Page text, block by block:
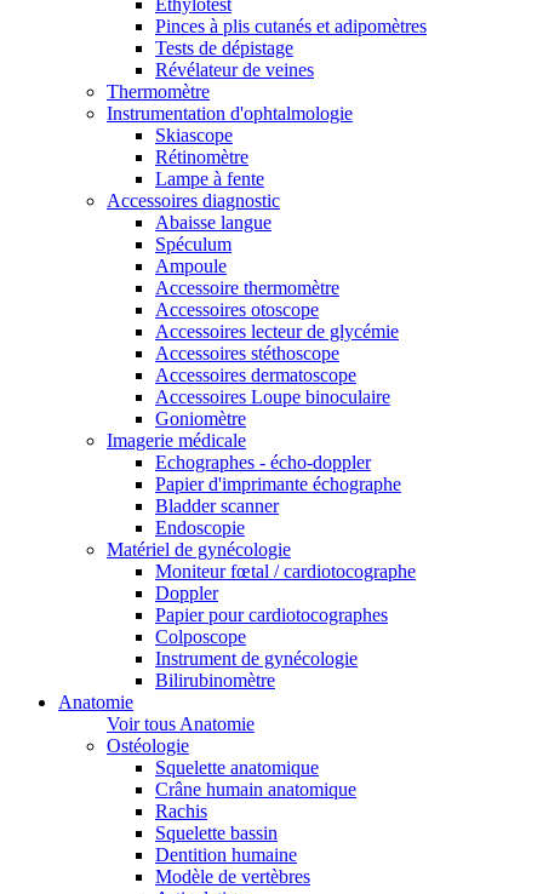
Ethylotest
Pinces à plis cutanés et adipomètres
Tests de dépistage
Révélateur de veines
Thermomètre
Instrumentation d'ophtalmologie
Skiascope
Rétinomètre
Lampe à fente
Accessoires diagnostic
Abaisse langue
Spéculum
Ampoule
Accessoire thermomètre
Accessoires otoscope
Accessoires lecteur de glycémie
Accessoires stéthoscope
Accessoires dermatoscope
Accessoires Loupe binoculaire
Goniomètre
Imagerie médicale
Echographes - écho-doppler
Papier d'imprimante échographe
Bladder scanner
Endoscopie
Matériel de gynécologie
Moniteur fœtal / cardiotocographe
Doppler
Papier pour cardiotocographes
Colposcope
Instrument de gynécologie
Bilirubinomètre
Anatomie
Voir tous Anatomie
Ostéologie
Squelette anatomique
Crâne humain anatomique
Rachis
Squelette bassin
Dentition humaine
Modèle de vertèbres